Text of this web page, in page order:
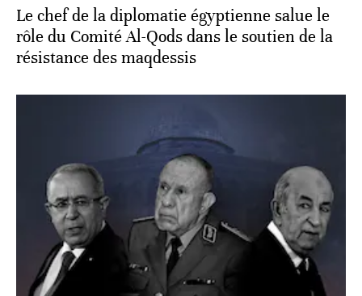
Le chef de la diplomatie égyptienne salue le
rôle du Comité Al-Qods dans le soutien de la
résistance des maqdessis